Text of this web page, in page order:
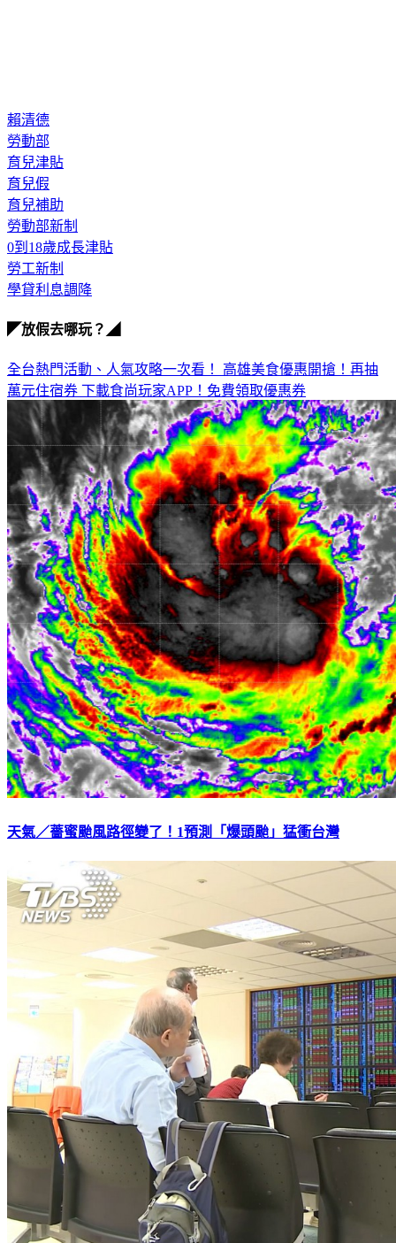
賴清德
勞動部
育兒津貼
育兒假
育兒補助
勞動部新制
0到18歲成長津貼
勞工新制
學貸利息調降
◤放假去哪玩？◢
全台熱門活動、人氣攻略一次看！ 高雄美食優惠開搶！再抽
萬元住宿券 下載食尚玩家APP！免費領取優惠券
天氣／薔蜜颱風路徑變了！1預測「爆頭颱」猛衝台灣